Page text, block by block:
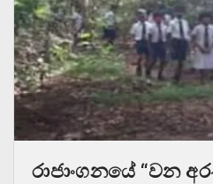
රාජාංගනයේ “වන